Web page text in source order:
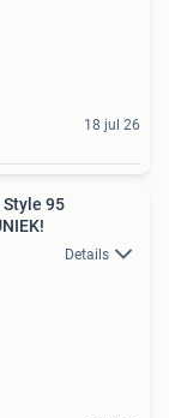
18 jul 26
95
Details